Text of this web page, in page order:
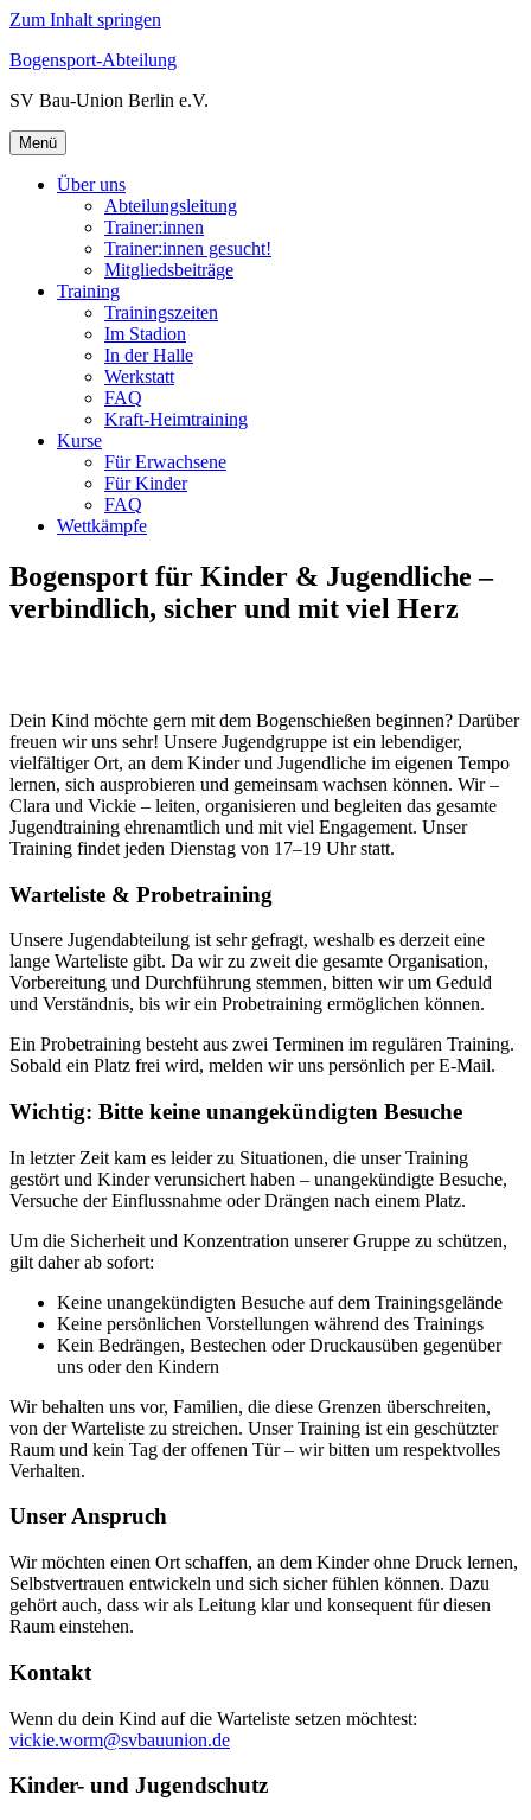
Zum Inhalt springen
Bogensport-Abteilung
SV Bau-Union Berlin e.V.
Menü
Über uns
Abteilungsleitung
Trainer:innen
Trainer:innen gesucht!
Mitgliedsbeiträge
Training
Trainingszeiten
Im Stadion
In der Halle
Werkstatt
FAQ
Kraft-Heimtraining
Kurse
Für Erwachsene
Für Kinder
FAQ
Wettkämpfe
Bogensport für Kinder & Jugendliche –
verbindlich, sicher und mit viel Herz
Dein Kind möchte gern mit dem Bogenschießen beginnen? Darüber
freuen wir uns sehr! Unsere Jugendgruppe ist ein lebendiger,
vielfältiger Ort, an dem Kinder und Jugendliche im eigenen Tempo
lernen, sich ausprobieren und gemeinsam wachsen können. Wir –
Clara und Vickie – leiten, organisieren und begleiten das gesamte
Jugendtraining ehrenamtlich und mit viel Engagement. Unser
Training findet jeden Dienstag von 17–19 Uhr statt.
Warteliste & Probetraining
Unsere Jugendabteilung ist sehr gefragt, weshalb es derzeit eine
lange Warteliste gibt. Da wir zu zweit die gesamte Organisation,
Vorbereitung und Durchführung stemmen, bitten wir um Geduld
und Verständnis, bis wir ein Probetraining ermöglichen können.
Ein Probetraining besteht aus zwei Terminen im regulären Training.
Sobald ein Platz frei wird, melden wir uns persönlich per E-Mail.
Wichtig: Bitte keine unangekündigten Besuche
In letzter Zeit kam es leider zu Situationen, die unser Training
gestört und Kinder verunsichert haben – unangekündigte Besuche,
Versuche der Einflussnahme oder Drängen nach einem Platz.
Um die Sicherheit und Konzentration unserer Gruppe zu schützen,
gilt daher ab sofort:
Keine unangekündigten Besuche auf dem Trainingsgelände
Keine persönlichen Vorstellungen während des Trainings
Kein Bedrängen, Bestechen oder Druckausüben gegenüber
uns oder den Kindern
Wir behalten uns vor, Familien, die diese Grenzen überschreiten,
von der Warteliste zu streichen. Unser Training ist ein geschützter
Raum und kein Tag der offenen Tür – wir bitten um respektvolles
Verhalten.
Unser Anspruch
Wir möchten einen Ort schaffen, an dem Kinder ohne Druck lernen,
Selbstvertrauen entwickeln und sich sicher fühlen können. Dazu
gehört auch, dass wir als Leitung klar und konsequent für diesen
Raum einstehen.
Kontakt
Wenn du dein Kind auf die Warteliste setzen möchtest:
vickie.worm@svbauunion.de
Kinder- und Jugendschutz